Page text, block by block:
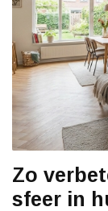
Zo
sfeer in